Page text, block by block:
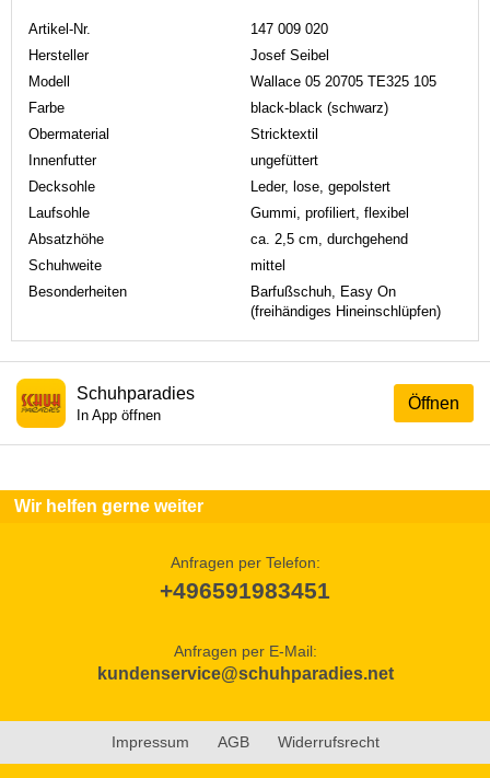
Artikel-Nr.
147 009 020
Hersteller
Josef Seibel
Modell
Wallace 05 20705 TE325 105
Farbe
black-black (schwarz)
Obermaterial
Stricktextil
Innenfutter
ungefüttert
Decksohle
Leder, lose, gepolstert
Laufsohle
Gummi, profiliert, flexibel
Absatzhöhe
ca. 2,5 cm, durchgehend
Schuhweite
mittel
Besonderheiten
Barfußschuh, Easy On
(freihändiges Hineinschlüpfen)
Öffnen
Schuhparadies
In App öffnen
Wir helfen gerne weiter
Anfragen per Telefon:
+496591983451
Anfragen per E-Mail:
kundenservice@schuhparadies.net
Impressum AGB Widerrufsrecht